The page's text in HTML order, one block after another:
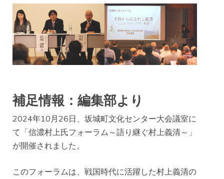
補足情報：編集部より
2024年10月26日、坂城町文化センター大会議室に
て「信濃村上氏フォーラム～語り継ぐ村上義清～」
が開催されました。
このフォーラムは、戦国時代に活躍した村上義清の